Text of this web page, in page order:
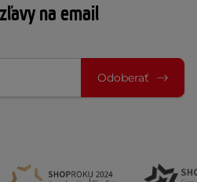
na email
Odoberať